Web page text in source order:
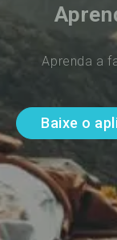
Aprenda a
Baixe o